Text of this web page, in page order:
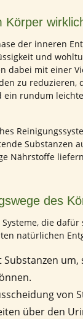
Körper
der inneren
und
dabei mit einer
zu reduzieren,
ein rundum
Substanzen
Nährstoffe
des
die
natürlichen
von
über den